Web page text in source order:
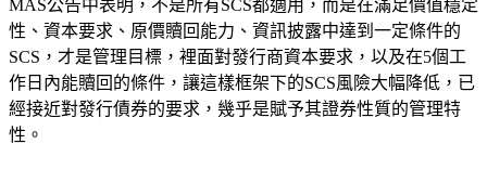
MAS公告中表明，不是所有SCS都適用，而是在滿足價值穩定
性、資本要求、原價贖回能力、資訊披露中達到一定條件的
SCS，才是管理目標，裡面對發行商資本要求，以及在5個工
作日內能贖回的條件，讓這樣框架下的SCS風險大幅降低，已
經接近對發行債券的要求，幾乎是賦予其證券性質的管理特